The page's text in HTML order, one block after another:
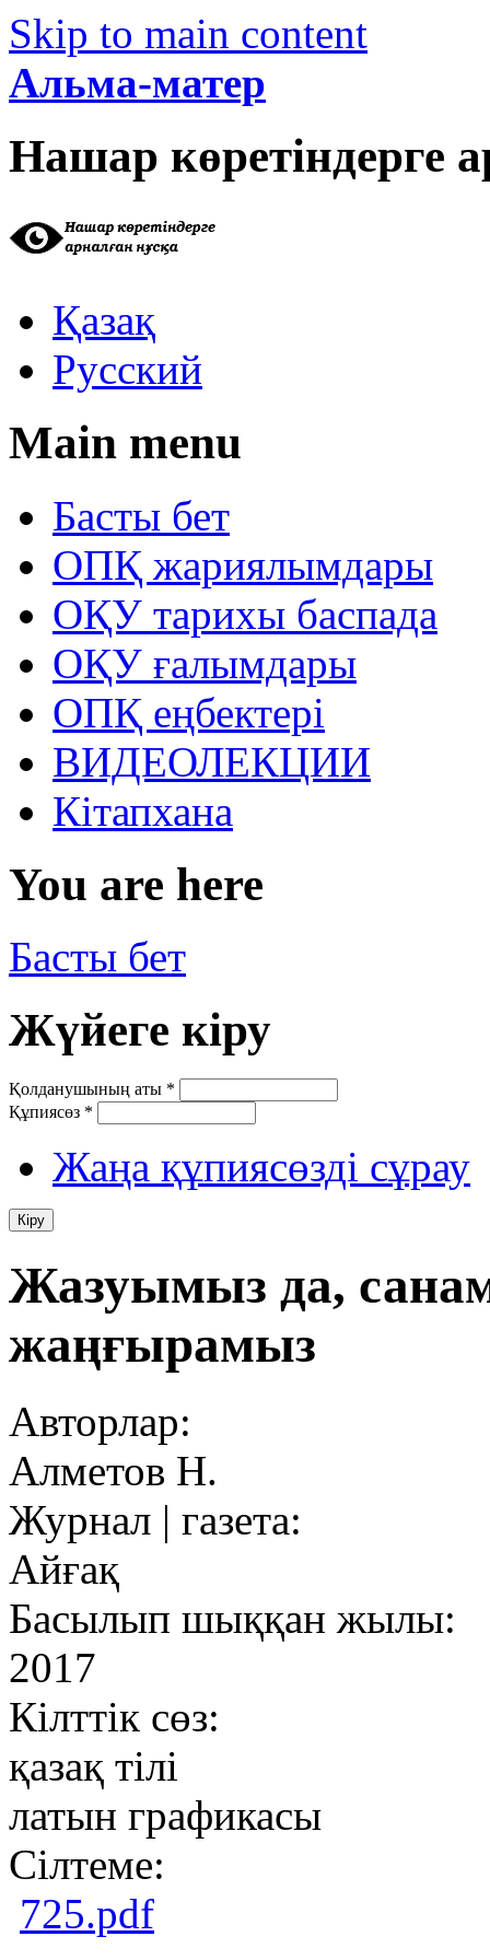
Skip to main content
Альма-матер
Нашар көретіндерге
Қазақ
Русский
Main menu
Басты бет
ОПҚ жариялымдары
ОҚУ тарихы баспада
ОҚУ ғалымдары
ОПҚ еңбектері
ВИДЕОЛЕКЦИИ
Кітапхана
You are here
Басты бет
Жүйеге кіру
Қолданушының аты *
Құпиясөз *
Жаңа құпиясөзді сұрау
Жазуымыз да,
жаңғырамыз
Авторлар:
Алметов Н.
Журнал | газета:
Айғақ
Басылып шыққан жылы:
2017
Кілттік сөз:
қазақ тілі
латын графикасы
Сілтеме:
725.pdf